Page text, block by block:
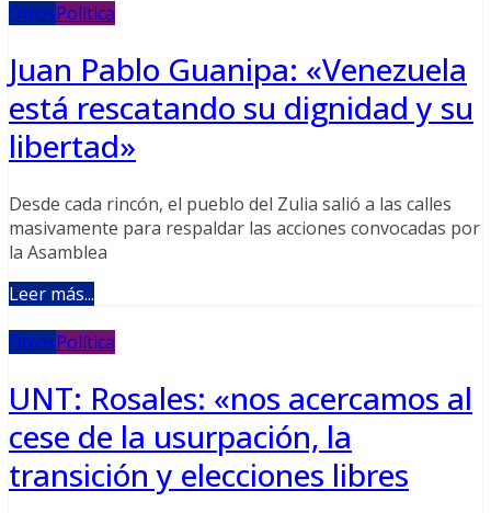
OtrosPolítica
Juan Pablo Guanipa: «Venezuela
está rescatando su dignidad y su
libertad»
Desde cada rincón, el pueblo del Zulia salió a las calles
masivamente para respaldar las acciones convocadas por
la Asamblea
Leer más...
OtrosPolítica
UNT: Rosales: «nos acercamos al
cese de la usurpación, la
transición y elecciones libres